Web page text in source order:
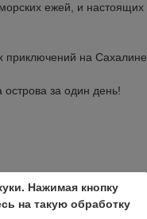
ежей, и настоящих
на Сахалине.
за один день!
Нажимая кнопку
на такую обработку